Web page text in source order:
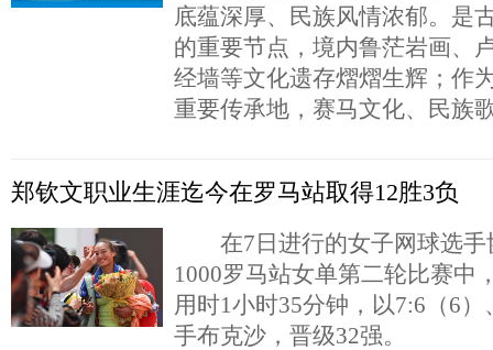
底蕴深厚、民族风情浓郁。是
的重要节点，境内鲁茫岩画、
经墙等文化遗存熠熠生辉；作
重要传承地，赛马文化、民族
郑钦文职业生涯迄今在罗马站取得12胜3负
在7日进行的女子网球选手
1000罗马站女单第二轮比赛中
用时1小时35分钟，以7:6（6
手布克沙，晋级32强。